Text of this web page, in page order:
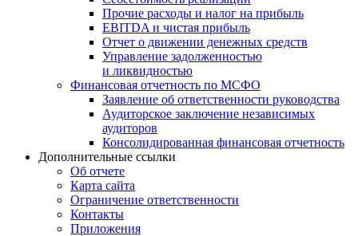
Прочие расходы и налог на прибыль
EBITDA и чистая прибыль
Отчет о движении денежных средств
Управление задолженностью
и ликвидностью
Финансовая отчетность по МСФО
Заявление об ответственности руководства
Аудиторское заключение независимых
аудиторов
Консолидированная финансовая отчетность
Дополнительные ссылки
Об отчете
Карта сайта
Ограничение ответственности
Контакты
Приложения